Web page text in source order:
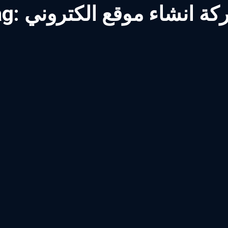
انشاء موقع الكتروني